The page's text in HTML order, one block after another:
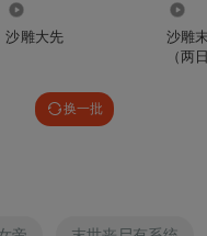
沙雕大先
沙雕
（两
换一批